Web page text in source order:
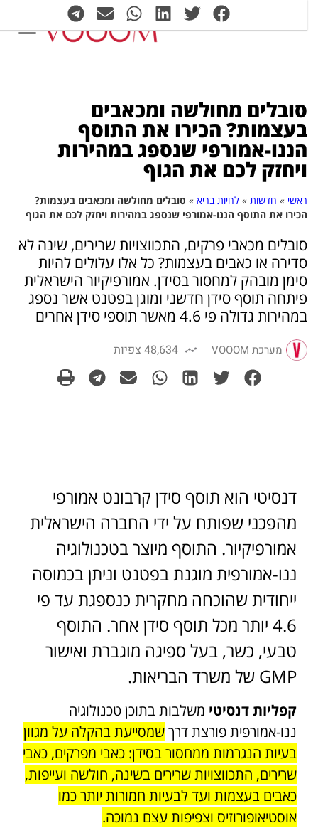
סובלים מחולשה ומכאבים
בעצמות? הכירו את התוסף
הננו-אמורפי שנספג במהירות
ויחזק לכם את הגוף
ראשי » חדשות » לחיות בריא » סובלים מחולשה ומכאבים בעצמות?
הכירו את התוסף הננו-אמורפי שנספג במהירות ויחזק לכם את הגוף
סובלים מכאבי פרקים, התכווצויות שרירים, שינה לא
סדירה או כאבים בעצמות? כל אלו עלולים להיות
סימן מובהק למחסור בסידן. אמורפיקיור הישראלית
פיתחה תוסף סידן חדשני ומוגן בפטנט אשר נספג
במהירות גדולה פי 4.6 מאשר תוספי סידן אחרים
מערכת VOOOM 48,634 צפיות
דנסיטי הוא תוסף סידן קרבונט אמורפי
מהפכני שפותח על ידי החברה הישראלית
אמורפיקיור. התוסף מיוצר בטכנולוגיה
ננו-אמורפית מוגנת בפטנט וניתן בכמוסה
ייחודית שהוכחה מחקרית כנספגת עד פי
4.6 יותר מכל תוסף סידן אחר. התוסף
טבעי, כשר, בעל ספיגה מוגברת ואישור
GMP של משרד הבריאות.
קפליות דנסיטי משלבות בתוכן טכנולוגיה
ננו-אמורפית פורצת דרךשמסייעת בהקלה על מגוון
בעיות הנגרמות ממחסור בסידן: כאבי מפרקים, כאבי
שרירים, התכווצויות שרירים בשינה, חולשה ועייפות,
כאבים בעצמות ועד לבעיות חמורות יותר כמו
אוסטיאופורוזיס וצפיפות עצם נמוכה.